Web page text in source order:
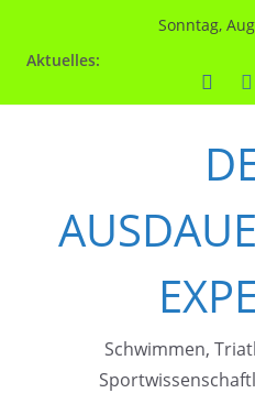
Sonntag,
Aktuelles:
Schwimmen,